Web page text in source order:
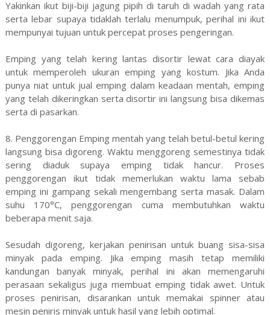
Yakinkan ikut biji-biji jagung pipih di taruh di wadah yang rata
serta lebar supaya tidaklah terlalu menumpuk, perihal ini ikut
mempunyai tujuan untuk percepat proses pengeringan.
Emping yang telah kering lantas disortir lewat cara diayak
untuk memperoleh ukuran emping yang kostum. Jika Anda
punya niat untuk jual emping dalam keadaan mentah, emping
yang telah dikeringkan serta disortir ini langsung bisa dikemas
serta di pasarkan.
8. Penggorengan Emping mentah yang telah betul-betul kering
langsung bisa digoreng. Waktu menggoreng semestinya tidak
sering diaduk supaya emping tidak hancur. Proses
penggorengan ikut tidak memerlukan waktu lama sebab
emping ini gampang sekali mengembang serta masak. Dalam
suhu 170°C, penggorengan cuma membutuhkan waktu
beberapa menit saja.
Sesudah digoreng, kerjakan penirisan untuk buang sisa-sisa
minyak pada emping. Jika emping masih tetap memiliki
kandungan banyak minyak, perihal ini akan memengaruhi
perasaan sekaligus juga membuat emping tidak awet. Untuk
proses penirisan, disarankan untuk memakai spinner atau
mesin peniris minyak untuk hasil yang lebih optimal.